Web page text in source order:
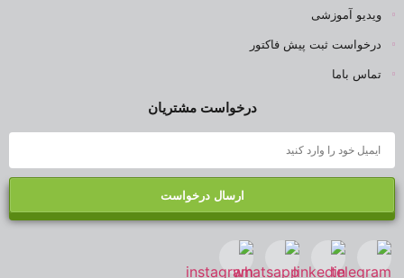
ویدیو آموزشی
درخواست ثبت پیش فاکتور
تماس باما
درخواست مشتریان
ارسال درخواست